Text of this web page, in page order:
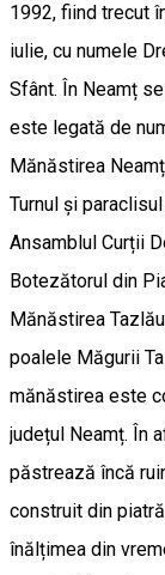
1992, fiind trecut
iulie, cu numele
Sfânt. În Neamț
este legată de
Mănăstirea
Turnul și
Ansamblul Curții
Botezătorul din
Mănăstirea
poalele Măgurii
mănăstirea este
județul Neamț. În
păstrează încă
construit din
înălțimea din